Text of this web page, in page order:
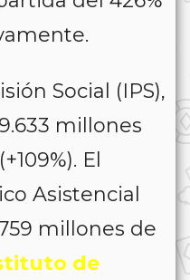
Social (IPS),
millones
El
Asistencial
millones de
de